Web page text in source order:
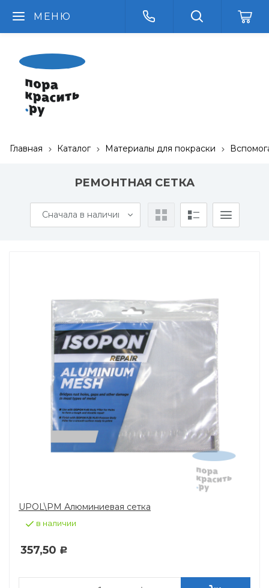
МЕНЮ
Главная Каталог Материалы для покраски
РЕМОНТНАЯ СЕТКА
Сначала в наличии
UPOL\PM Алюминиевая сетка
в наличии
357,50 Р